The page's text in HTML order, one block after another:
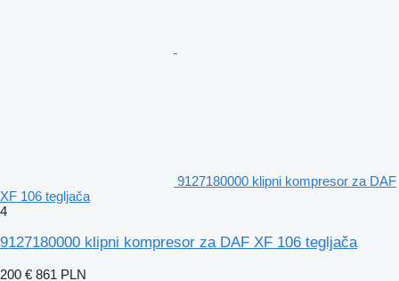
9127180000 klipni kompresor za DAF
XF 106 tegljača
4
9127180000 klipni kompresor za DAF XF 106 tegljača
200 € 861 PLN